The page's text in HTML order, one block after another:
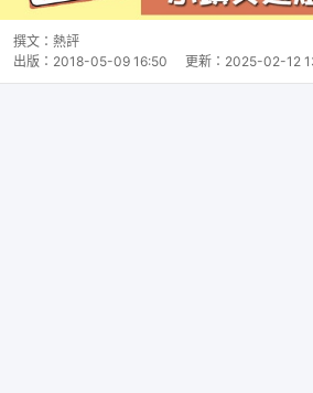
撰文： 熱評
出版： 2018-05-09 16:50 更新： 2025-02-12